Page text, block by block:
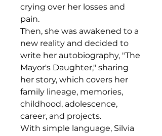
crying over her losses and
pain.
Then, she was awakened to a
new reality and decided to
write her autobiography, "The
Mayor's Daughter," sharing
her story, which covers her
family lineage, memories,
childhood, adolescence,
career, and projects.
With simple language, Silvia